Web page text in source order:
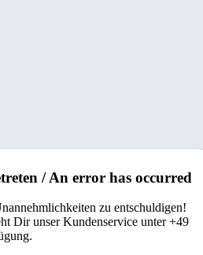
/ An error has occurred
zu entschuldigen!
Dir unser Kundenservice unter +49